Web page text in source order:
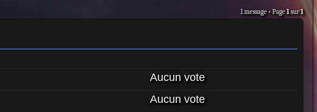
1 message • Page1sur1
Aucun vote
Aucun vote